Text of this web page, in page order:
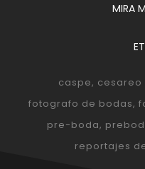
MIRA
caspe cesareo
fotografo de bodas
pre-boda
reportajes